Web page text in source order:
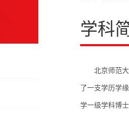
学科
北京师范大学
了一支学历学
学一级学科博